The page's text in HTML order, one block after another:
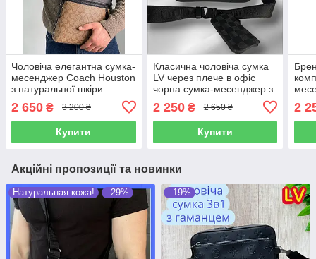
Чоловіча елегантна сумка-
месенджер Coach Houston
з натуральної шкіри
через плече коуч якісна
2 650 ₴ 3 200 ₴
Купити
Класична чоловіча сумка
LV через плече в офіс
чорна сумка-месенджер з
гаманцем для навушників
та дрібниць
2 250₴ 2 650 ₴
Купити
2
Акційні пропозиції та новинки
Натуральная кожа! –29% –19%